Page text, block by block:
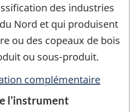
des industries
Nord et qui produisent
ou des copeaux de bois
ou sous-produit.
complémentaire
l'instrument